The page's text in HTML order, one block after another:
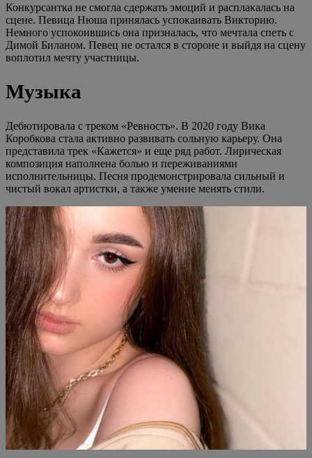
Конкурсантка не смогла сдержать эмоций и расплакалась на
сцене. Певица Нюша принялась успокаивать Викторию.
Немного успокоившись она призналась, что мечтала спеть с
Димой Биланом. Певец не остался в стороне и выйдя на сцену
воплотил мечту участницы.
Музыка
Дебютировала с треком «Ревность». В 2020 году Вика
Коробкова стала активно развивать сольную карьеру. Она
представила трек «Кажется» и еще ряд работ. Лирическая
композиция наполнена болью и переживаниями
исполнительницы. Песня продемонстрировала сильный и
чистый вокал артистки, а также умение менять стили.